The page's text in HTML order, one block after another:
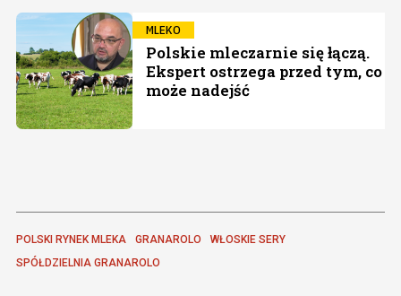
MLEKO
Polskie mleczarnie się łączą.
Ekspert ostrzega przed tym, co
może nadejść
POLSKI RYNEK MLEKA GRANAROLO
WŁOSKIE SERY
SPÓŁDZIELNIA GRANAROLO